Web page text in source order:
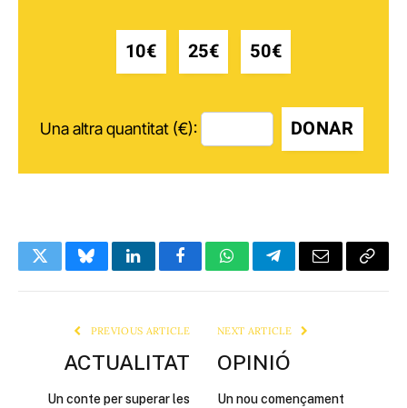
10€ 25€ 50€
Una altra quantitat (€): DONAR
TwitterBlueskyLinkedInFacebookWhatsAppTelegramEmail Copy
PREVIOUS ARTICLE
ACTUALITAT
Un conte per superar les
NEXT ARTICLE
OPINIÓ
Un nou començament